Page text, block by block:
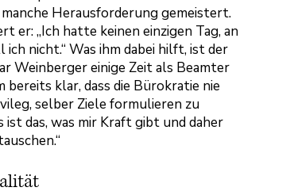
Herausforderung gemeistert.
er: „Ich hatte keinen einzigen Tag, an
nicht.“ Was ihm dabei hilft, ist der
Weinberger einige Zeit als Beamter
bereits klar, dass die Bürokratie nie
selber Ziele formulieren zu
ist das, was mir Kraft gibt und daher